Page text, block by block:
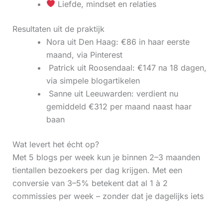
Liefde, mindset en relaties
Resultaten uit de praktijk
Nora uit Den Haag: €86 in haar eerste
maand, via Pinterest
‍ Patrick uit Roosendaal: €147 na 18 dagen,
via simpele blogartikelen
‍ Sanne uit Leeuwarden: verdient nu
gemiddeld €312 per maand naast haar
baan
Wat levert het écht op?
Met 5 blogs per week kun je binnen 2–3 maanden
tientallen bezoekers per dag krijgen. Met een
conversie van 3–5% betekent dat al 1 à 2
commissies per week – zonder dat je dagelijks iets